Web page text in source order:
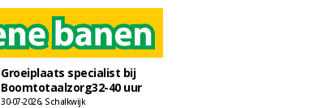
Groeiplaats specialist bij
Boomtotaalzorg32-40 uur
30-07-2026, Schalkwijk